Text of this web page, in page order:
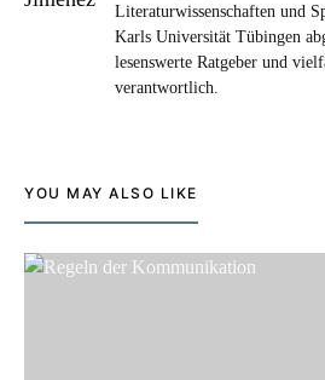
Literaturwissenschaften und
Karls Universität Tübingen
lesenswerte Ratgeber und
verantwortlich.
YOU MAY ALSO LIKE